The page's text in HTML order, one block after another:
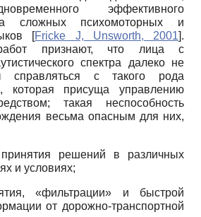
эффективного
сложных психомоторных и
[Fricke J, Unsworth, 2001].
признают, что лица с
спектра далеко не
справляться с такого рода
которая присуща управлению
такая неспособность
весьма опасным для них,
принятия решений в различных
и условиях;
«фильтрации» и быстрой
от дорожно-транспортной